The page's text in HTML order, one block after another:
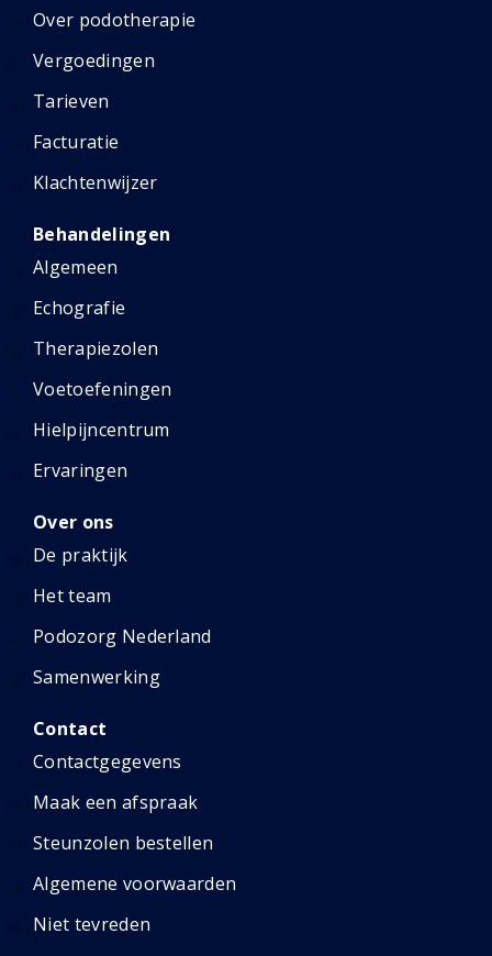
Over podotherapie
Vergoedingen
Tarieven
Facturatie
Klachtenwijzer
Behandelingen
Algemeen
Echografie
Therapiezolen
Voetoefeningen
Hielpijncentrum
Ervaringen
Over ons
De praktijk
Het team
Podozorg Nederland
Samenwerking
Contact
Contactgegevens
Maak een afspraak
Steunzolen bestellen
Algemene voorwaarden
Niet tevreden